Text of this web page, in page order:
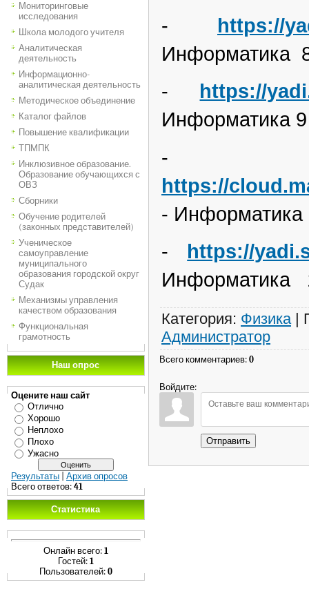
Мониторинговые
исследования
Школа молодого учителя
Аналитическая
деятельность
Информационно-
аналитическая деятельность
Методическое объединение
Каталог файлов
Повышение квалификации
ТПМПК
Инклюзивное образование.
Образование обучающихся с
ОВЗ
Сборники
Обучение родителей
(законных представителей)
Ученическое
самоуправление
муниципального
образования городской округ
Судак
Механизмы управления
качеством образования
Функциональная
грамотность
Наш опрос
Оцените наш сайт
Отлично
Хорошо
Неплохо
Плохо
Ужасно
Результаты
Архив опросов
Всего ответов: 41
Статистика
Онлайн всего: 1
Гостей: 1
Пользователей: 0
- https://
Информатика
-
https://
Информатика 9
-
https://
- Информатика
- https://
Информатика
Категория: Физика|
Администратор
Всего комментариев: 0
Войдите:
Отправить